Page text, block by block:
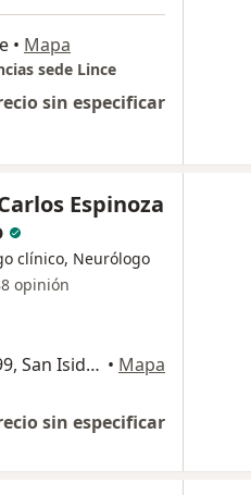
• Mapa
sede Lince
sin especificar
Espinoza
clínico, Neurólogo
opinión
Avenida Javier Prado Este, 499, San Isidro • Mapa
sin especificar